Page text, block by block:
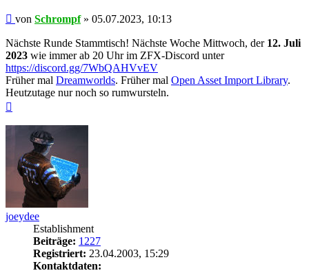
Beitrag
von Schrompf» 05.07.2023, 10:13
Nächste Runde Stammtisch! Nächste Woche Mittwoch, der 12. Juli
2023 wie immer ab 20 Uhr im ZFX-Discord unter
https://discord.gg/7WbQAHVvEV
Früher mal Dreamworlds. Früher mal Open Asset Import Library.
Heutzutage nur noch so rumwursteln.
joeydee
Establishment
Beiträge: 1227
Registriert: 23.04.2003, 15:29
Kontaktdaten: